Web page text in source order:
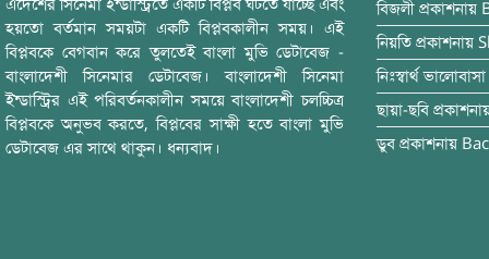
এদেশের সিনেমা ইন্ডাস্ট্রিতে একটি বিপ্লব ঘটতে যাচ্ছে এবং
হয়তো বর্তমান সময়টা একটি বিপ্লবকালীন সময়। এই
বিপ্লবকে বেগবান করে তুলতেই বাংলা মুভি ডেটাবেজ -
বাংলাদেশী সিনেমার ডেটাবেজ। বাংলাদেশী সিনেমা
ইন্ডাস্ট্রির এই পরিবর্তনকালীন সময়ে বাংলাদেশী চলচ্চিত্র
বিপ্লবকে অনুভব করতে, বিপ্লবের সাক্ষী হতে বাংলা মুভি
ডেটাবেজ এর সাথে থাকুন। ধন্যবাদ।
বিজলী প্রকাশনায়
নিয়তি প্রকাশনায়
নিঃস্বার্থ ভালোবাসা
ছায়া-ছবি
ডুব প্রকাশনায়